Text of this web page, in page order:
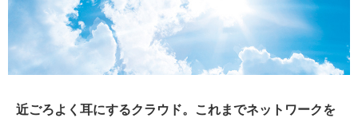
近ごろよく耳にするクラウド。これまでネットワークを